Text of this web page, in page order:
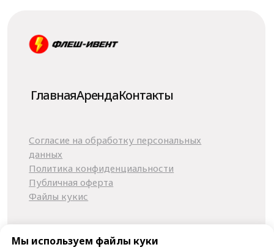
Мы используем файлы куки